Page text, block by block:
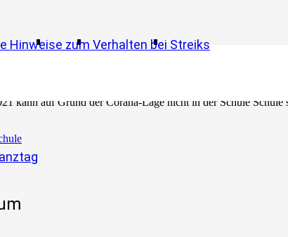
Hinweise zum Verhalten bei Streiks
kann auf Grund der Corana-Lage nicht in der Schule